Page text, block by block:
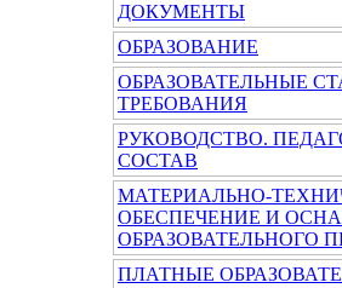
ДОКУМЕНТЫ
ОБРАЗОВАНИЕ
ОБРАЗОВАТЕЛЬНЫЕ
ТРЕБОВАНИЯ
РУКОВОДСТВО.
СОСТАВ
МАТЕРИАЛЬНО-
ОБЕСПЕЧЕНИЕ И
ОБРАЗОВАТЕЛЬНОГО
ПЛАТНЫЕ